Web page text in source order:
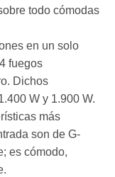
todo cómodas
en un solo
fuegos
Dichos
W y 1.900 W.
más
son de G-
es cómodo,